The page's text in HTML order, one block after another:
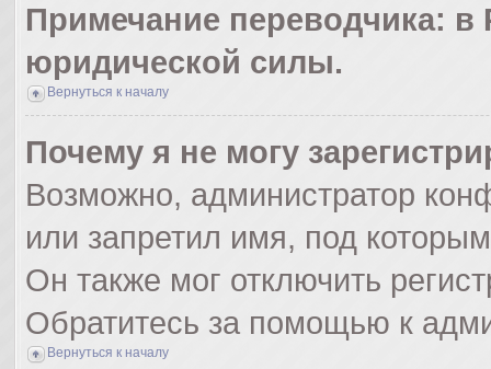
Примечание переводчика: в
юридической силы.
Вернуться к началу
Почему я не могу
Возможно, администратор
или запретил имя, под
Он также мог отключить
Обратитесь за помощью к
Вернуться к началу